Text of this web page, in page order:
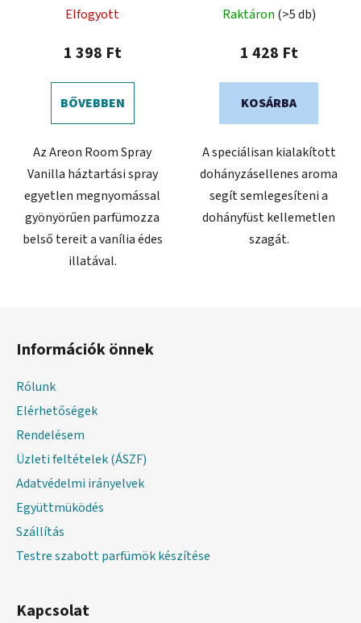
Elfogyott
1 398 Ft
BŐVEBBEN
Az Areon Room Spray
Vanilla háztartási spray
egyetlen megnyomással
gyönyörűen parfümozza
belső tereit a vanília édes
illatával.
Raktáron (>5 db)
1 428 Ft
KOSÁRBA
A speciálisan kialakított
dohányzásellenes aroma
segít semlegesíteni a
dohányfüst kellemetlen
szagát.
Információk önnek
Rólunk
Elérhetőségek
Rendelésem
Üzleti feltételek (ÁSZF)
Adatvédelmi irányelvek
Együttmüködés
Szállítás
Testre szabott parfümök készítése
Kapcsolat